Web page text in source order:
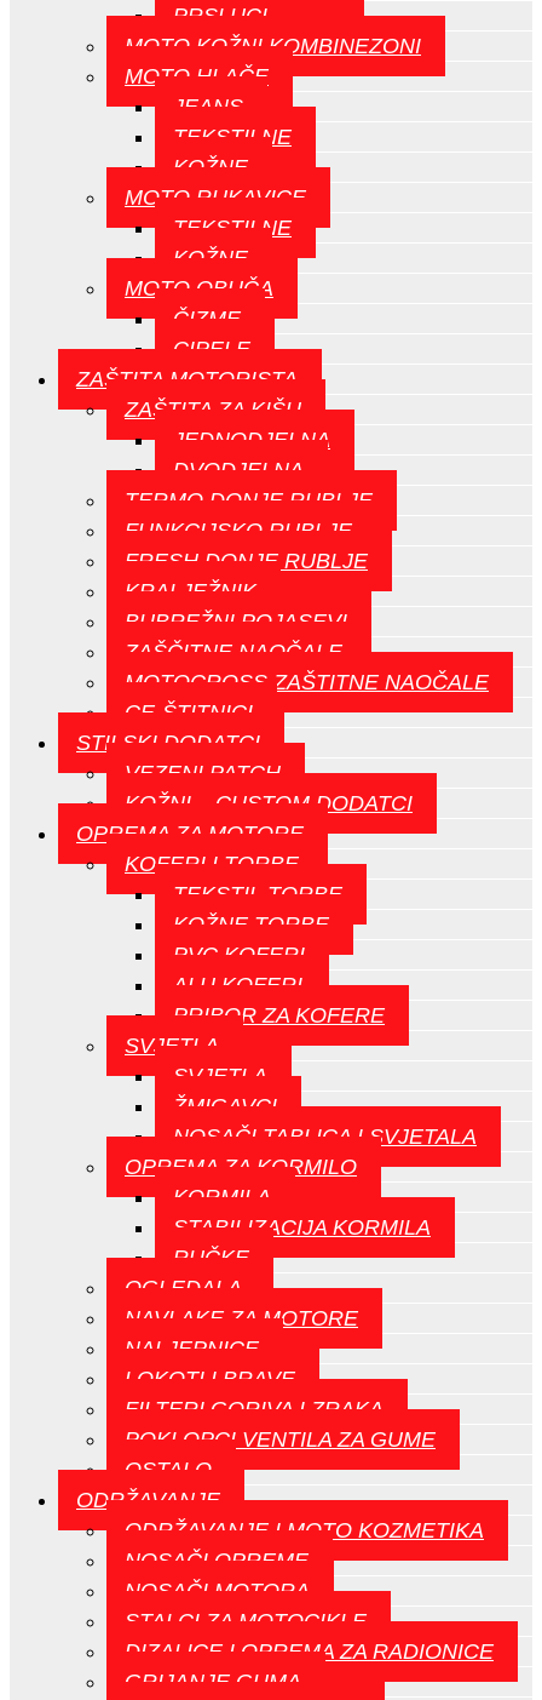
PRSLUCI
MOTO KOŽNI KOMBINEZONI
MOTO HLAČE
JEANS
TEKSTILNE
KOŽNE
MOTO RUKAVICE
TEKSTILNE
KOŽNE
MOTO OBUČA
ČIZME
CIPELE
ZAŠTITA MOTORISTA
ZAŠTITA ZA KIŠU
JEDNODJELNA
DVODJELNA
TERMO DONJE RUBLJE
FUNKCIJSKO RUBLJE
FRESH DONJE RUBLJE
KRALJEŽNIK
BUBREŽNI POJASEVI
ZAŠČITNE NAOČALE
MOTOCROSS ZAŠTITNE NAOČALE
CE-ŠTITNICI
STILSKI DODATCI
VEZENI PATCH
KOŽNI – CUSTOM DODATCI
OPREMA ZA MOTORE
KOFERI I TORBE
TEKSTIL TORBE
KOŽNE TORBE
PVC KOFERI
ALU KOFERI
PRIBOR ZA KOFERE
SVJETLA
SVJETLA
ŽMIGAVCI
NOSAČI TABLICA I SVJETALA
OPREMA ZA KORMILO
KORMILA
STABILIZACIJA KORMILA
RUČKE
OGLEDALA
NAVLAKE ZA MOTORE
NALJEPNICE
LOKOTI I BRAVE
FILTERI GORIVA I ZRAKA
POKLOPCI VENTILA ZA GUME
OSTALO
ODRŽAVANJE
ODRŽAVANJE I MOTO KOZMETIKA
NOSAČI OPREME
NOSAČI MOTORA
STALCI ZA MOTOCIKLE
DIZALICE I OPREMA ZA RADIONICE
GRIJANJE GUMA